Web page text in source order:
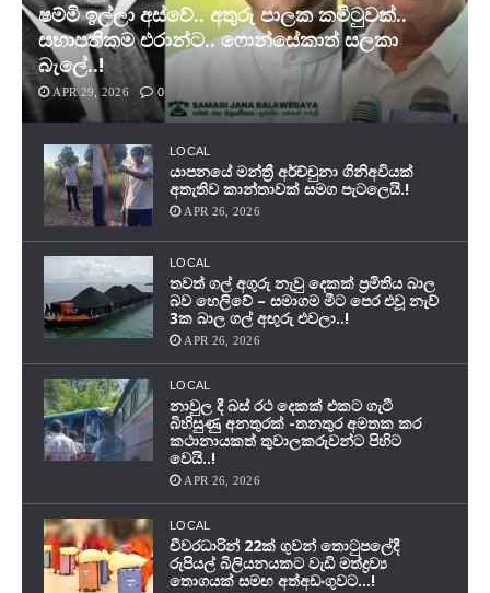
ෂම්මි ඉල්ලා අස්වේ.. අතුරු පාලක කමිටුවක්..
සභාපතිකම එරාන්ට.. ෆොන්සේකාත් සලකා
බැලේ..!
APR 29, 2026 0
LOCAL
යාපනයේ මන්ත්‍රී අර්ච්චුනා ගිනිඅවියක්
අතැතිව කාන්තාවක් සමග පැටලෙයි.!
APR 26, 2026
LOCAL
තවත් ගල් අගුරු නැවු දෙකක් ප‍්‍රමිතිය බාල
බව හෙලිවේ – සමාගම මීට පෙර එවූ නැව්
3ක බාල ගල් අඟුරු එවලා..!
APR 26, 2026
LOCAL
නාවුල දී බස් රථ දෙකක් එකට ගැටී
බිහිසුණු අනතුරක් -තනතුර අමතක කර
කථානායකත් තුවාලකරුවන්ට පිහිට
වෙයි..!
APR 26, 2026
LOCAL
චීවරධාරින් 22ක් ගුවන් තොටුපලේදී
රුපියල් බිලියනයකට වැඩි මත්ද්‍රව්‍ය
තොගයක් සමඟ අත්අඩංගුවට…!